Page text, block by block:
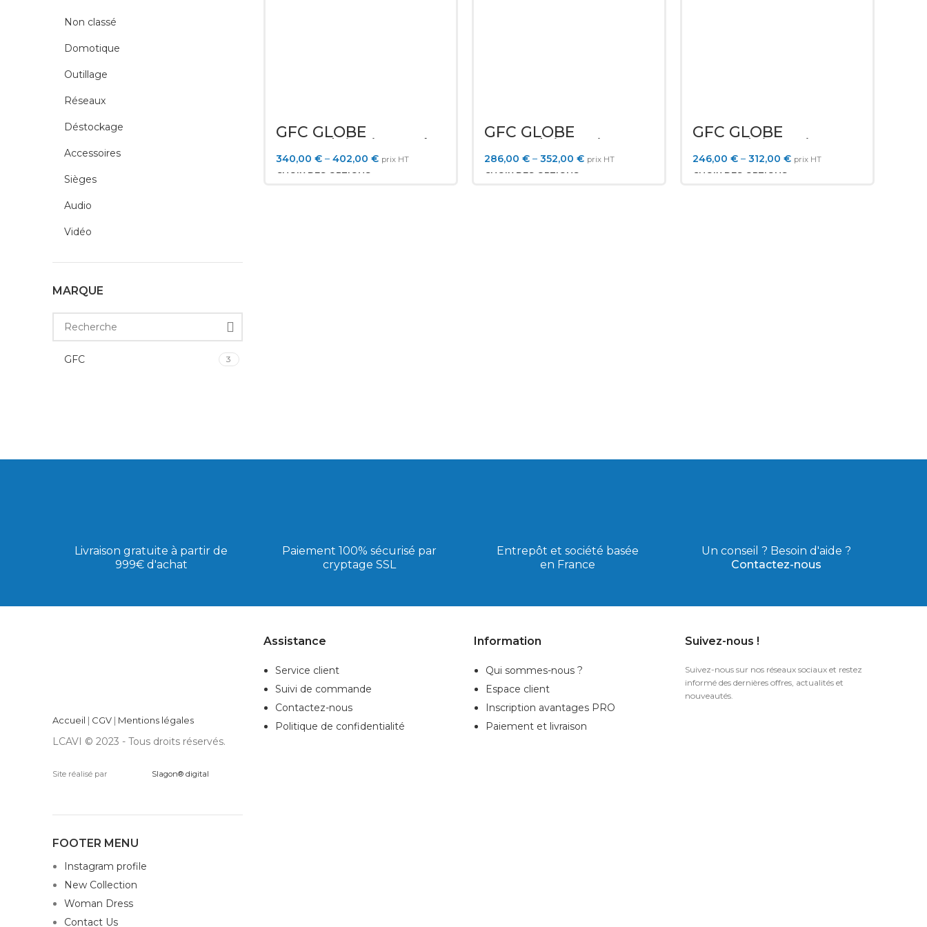
Non classé
Domotique
Outillage
Réseaux
Déstockage
Accessoires
Sièges
Audio
Vidéo
MARQUE
GFC 3
GFC GLOBE
Accoudoir Biseauté
avec Stockage
340,00 €– 402,00 € prix HT
CHOIX DES OPTIONS
GFC GLOBE
Accoudoir Droit Avec
Stockage
286,00 €– 352,00 € prix HT
CHOIX DES OPTIONS
GFC GLOBE
Accoudoir Droit
246,00 €– 312,00 € prix HT
CHOIX DES OPTIONS
Livraison gratuite à partir de
999€ d'achat
Paiement 100% sécurisé par
cryptage SSL
Entrepôt et société basée
en France
Un conseil ? Besoin d'aide ?
Contactez-nous
Accueil | CGV | Mentions légales
LCAVI © 2023 - Tous droits réservés.
Site réalisé par Slagon® digital
FOOTER MENU
Instagram profile
New Collection
Woman Dress
Contact Us
Assistance
Service client
Suivi de commande
Contactez-nous
Politique de confidentialité
Information
Qui sommes-nous ?
Espace client
Inscription avantages PRO
Paiement et livraison
Suivez-nous !
Suivez-nous sur nos réseaux sociaux et restez
informé des dernières offres, actualités et
nouveautés.